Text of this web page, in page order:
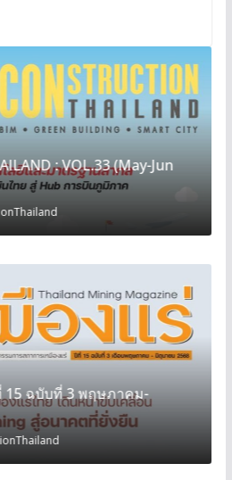
: VOL.33 (May-Jun
15 ฉบับที่ 3 พฤษภาคม-